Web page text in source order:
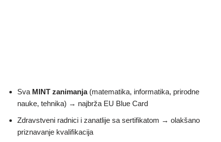
Sva MINT zanimanja(matematika, informatika, prirodne
nauke, tehnika) → najbrža EU Blue Card
Zdravstveni radnici i zanatlije sa sertifikatom → olakšano
priznavanje kvalifikacija